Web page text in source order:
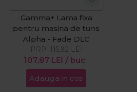
Gamma+ Lama fixa
pentru masina de tuns
Alpha - Fade DLC
107,87 LEI / buc
PRP: 115,92 LEI
Adauga in cos